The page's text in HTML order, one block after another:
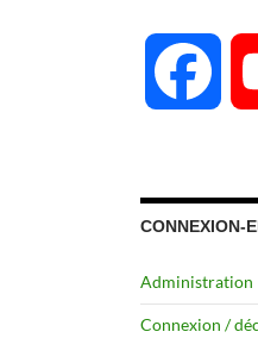
c
e
CONNEXION-
Administration
Connexion /